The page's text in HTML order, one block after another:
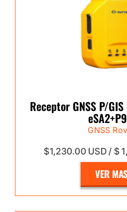
Receptor GNSS P/
GNSS
$1,230.00 USD / $
VER